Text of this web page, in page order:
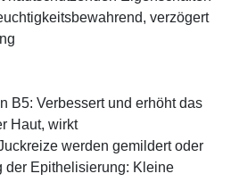
verzögert
B5: Verbessert und erhöht das
Haut, wirkt
werden gemildert oder
der Epithelisierung: Kleine